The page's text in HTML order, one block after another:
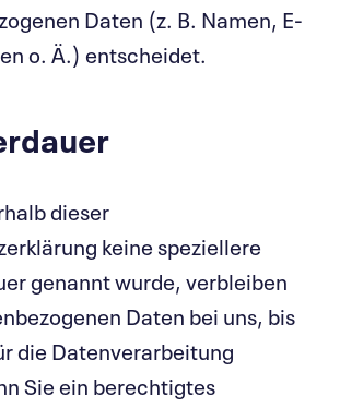
Daten (z. B. Namen, E-
o. Ä.) entscheidet.
dieser
keine speziellere
genannt wurde, verbleiben
Daten bei uns, bis
die Datenverarbeitung
Sie ein berechtigtes